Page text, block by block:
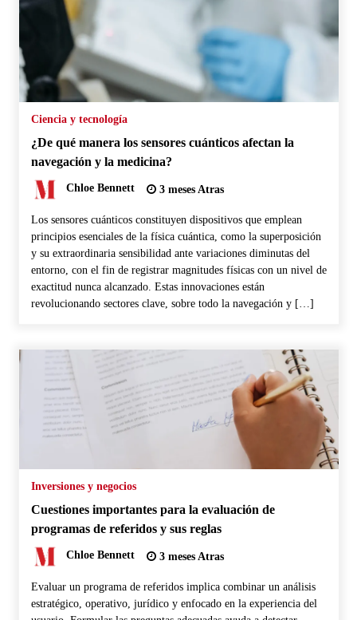
Ciencia y tecnología
¿De qué manera los sensores cuánticos afectan la
navegación y la medicina?
Chloe Bennett 3 meses Atras
Los sensores cuánticos constituyen dispositivos que emplean
principios esenciales de la física cuántica, como la superposición
y su extraordinaria sensibilidad ante variaciones diminutas del
entorno, con el fin de registrar magnitudes físicas con un nivel de
exactitud nunca alcanzado. Estas innovaciones están
revolucionando sectores clave, sobre todo la navegación y […]
Inversiones y negocios
Cuestiones importantes para la evaluación de
programas de referidos y sus reglas
Chloe Bennett 3 meses Atras
Evaluar un programa de referidos implica combinar un análisis
estratégico, operativo, jurídico y enfocado en la experiencia del